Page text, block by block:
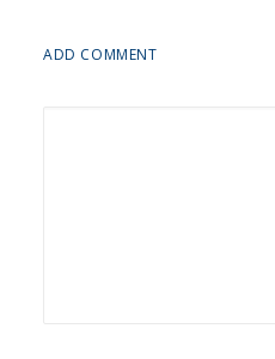
ADD COMMENT